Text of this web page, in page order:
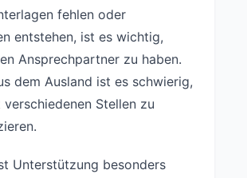
fehlen oder
entstehen, ist es wichtig,
Ansprechpartner zu haben.
dem Ausland ist es schwierig,
Stellen zu
Unterstützung besonders